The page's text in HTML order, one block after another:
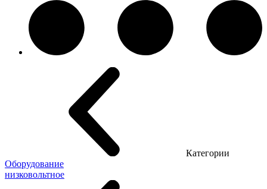
Категории
Оборудование
низковольтное